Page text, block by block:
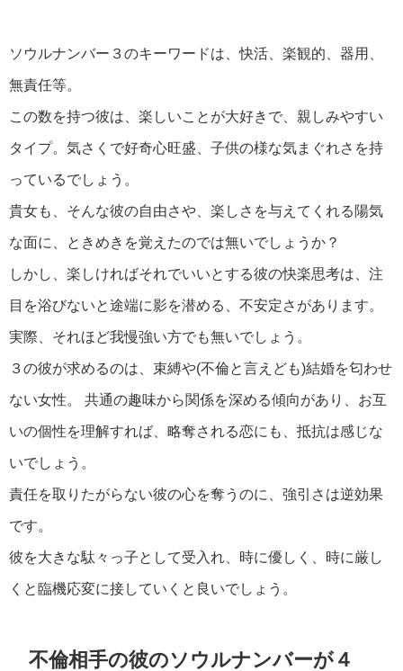
ソウルナンバー３のキーワードは、快活、楽観的、器用、
無責任等。
この数を持つ彼は、楽しいことが大好きで、親しみやすい
タイプ。気さくで好奇心旺盛、子供の様な気まぐれさを持
っているでしょう。
貴女も、そんな彼の自由さや、楽しさを与えてくれる陽気
な面に、ときめきを覚えたのでは無いでしょうか？
しかし、楽しければそれでいいとする彼の快楽思考は、注
目を浴びないと途端に影を潜める、不安定さがあります。
実際、それほど我慢強い方でも無いでしょう。
３の彼が求めるのは、束縛や(不倫と言えども)結婚を匂わせ
ない女性。 共通の趣味から関係を深める傾向があり、お互
いの個性を理解すれば、略奪される恋にも、抵抗は感じな
いでしょう。
責任を取りたがらない彼の心を奪うのに、強引さは逆効果
です。
彼を大きな駄々っ子として受入れ、時に優しく、時に厳し
くと臨機応変に接していくと良いでしょう。
不倫相手の彼のソウルナンバーが４